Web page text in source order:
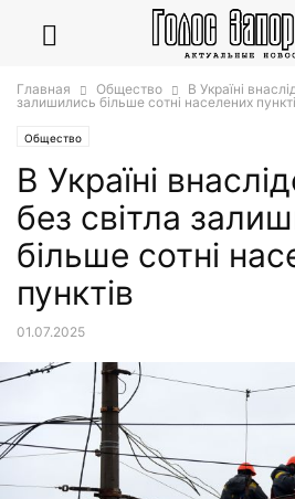
Главная Общество
В Україні
залишились більше сотні населених
Общество
В Україні
без світла
більше сотні
пунктів
01.07.2025